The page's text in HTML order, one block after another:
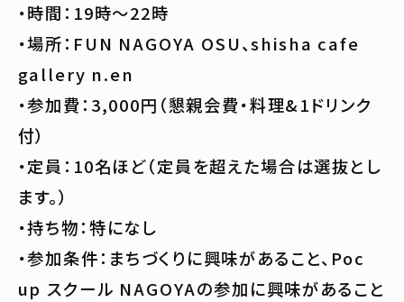
・時間：19時〜22時
・場所：FUN NAGOYA OSU、shisha cafe
gallery n.en
・参加費：3,000円（懇親会費・料理&1ドリンク
付）
・定員：10名ほど（定員を超えた場合は選抜とし
ます。）
・持ち物：特になし
・参加条件：まちづくりに興味があること、Poc
up スクール NAGOYAの参加に興味があること